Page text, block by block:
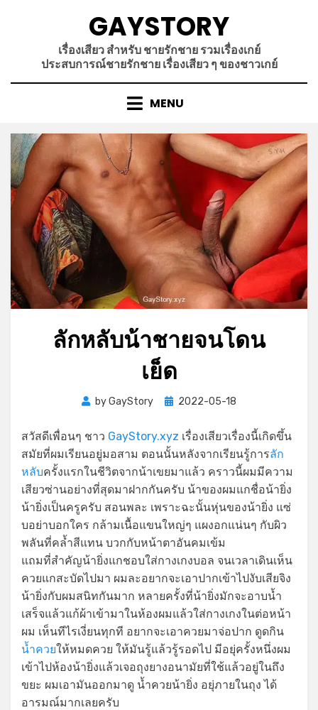
GAYSTORY
เรื่องเสียว สำหรับ ชายรักชาย รวมเรื่องเกย์
ประสบการณ์ชายรักชาย เรื่องเสียว ๆ ของชาวเกย์
MENU
ลักหลับน้าชายจนโดน
เย็ด
byGayStory
Posted
2022-05-18
สวัสดีเพื่อนๆ ชาว GayStory.xyz เรื่องเสียวเรื่องนี้เกิดขึ้น
สมัยที่ผมเรียนอยู่มอสาม ตอนนั้นหลังจากเรียนรู้การลัก
หลับครั้งแรกในชีวิตจากน้าเขยมาแล้ว คราวนี้ผมมีความ
เสียวซ่านอย่างที่สุดมาฝากกันครับ น้าของผมแกชื่อน้ายิ่ง
น้ายิ่งเป็นครูครับ สอนพละ เพราะฉะนั้นหุ่นของน้ายิ่ง แซ่
บอย่าบอกใคร กล้ามเนื้อแขนใหญ่ๆ แผงอกแน่นๆ กับผิว
พลันที่คล้ำสีแทน บวกกับหน้าตาอันคมเข้ม
แถมที่สำคัญน้ายิ่งแกชอบใส่กางเกงบอล จนเวลาเดินเห็น
ควยแกสะบัดไปมา ผมละอยากจะเอาปากเข้าไปงับเสียจิง
น้ายิ่งกับผมสนิทกันมาก หลายครั้งที่น้ายิ่งมักจะอาบน้ำ
เสร็จแล้วแก้ผ้าเข้ามาในห้องผมแล้วใส่กางเกงในต่อหน้า
ผม เห็นทีไรเงี่ยนทุกที อยากจะเอาควยมาจ่อปาก ดูดกิน
น้ำควยให้หมดควย ให้มันรู้แล้วรู้รอดไป มีอยุ่ครั้งหนึ่งผม
เข้าไปห้องน้ายิ่งแล้วเจอถุงยางอนามัยที่ใช้แล้วอยู่ในถึง
ขยะ ผมเอามันออกมาดู น้ำควยน้ายิ่ง อยุ่ภายในถุง ได้
อารมณ์มากเลยครับ